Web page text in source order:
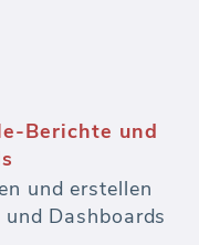
messen Sie
Dollars